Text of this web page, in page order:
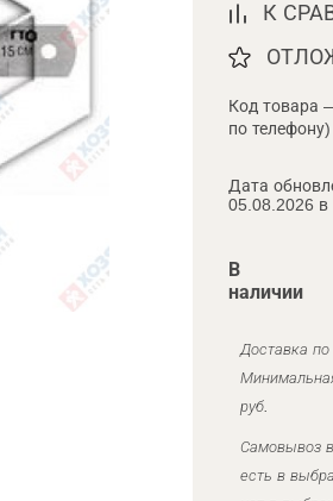
К
Код товара
по телефону)
Дата
05.08.2026 в
В
наличии
Доставка
руб.
Самовывоз
есть в